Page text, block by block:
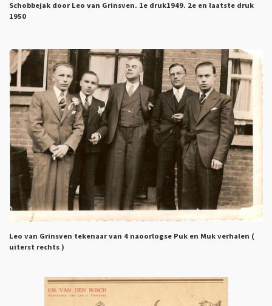
Schobbejak door Leo van Grinsven. 1e druk1949. 2e en laatste druk
1950
Leo van Grinsven tekenaar van 4 naoorlogse Puk en Muk verhalen (
uiterst rechts )